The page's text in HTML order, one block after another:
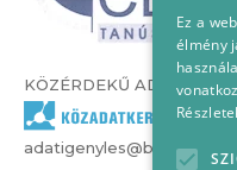
KÖZÉRDEKŰ ADATOK
adatigenyles@bvcs.hu
Ez a
élmény